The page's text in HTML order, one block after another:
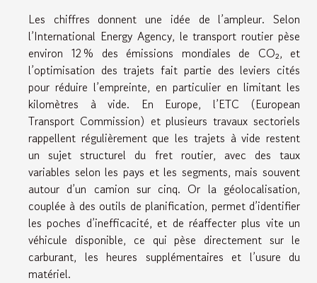
Les chiffres donnent une idée de l’ampleur. Selon
l’International Energy Agency, le transport routier pèse
environ 12 % des émissions mondiales de CO₂, et
l’optimisation des trajets fait partie des leviers cités
pour réduire l’empreinte, en particulier en limitant les
kilomètres à vide. En Europe, l’ETC (European
Transport Commission) et plusieurs travaux sectoriels
rappellent régulièrement que les trajets à vide restent
un sujet structurel du fret routier, avec des taux
variables selon les pays et les segments, mais souvent
autour d’un camion sur cinq. Or la géolocalisation,
couplée à des outils de planification, permet d’identifier
les poches d’inefficacité, et de réaffecter plus vite un
véhicule disponible, ce qui pèse directement sur le
carburant, les heures supplémentaires et l’usure du
matériel.